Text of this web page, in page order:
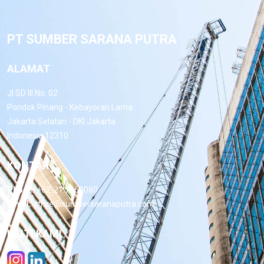
PT SUMBER SARANA PUTRA
ALAMAT
Jl.SD III No. 02
Pondok Pinang - Kebayoran Lama
Jakarta Selatan - DKI Jakarta
Indonesia 12310
KONTAK
Phone: +62-21 7660080
Email:office@sumbersaranaputra.com
IKUTI KAMI